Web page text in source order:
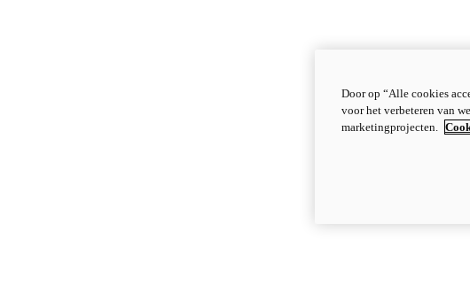
Door op “Alle cookies
voor het verbeteren van
marketingprojecten.